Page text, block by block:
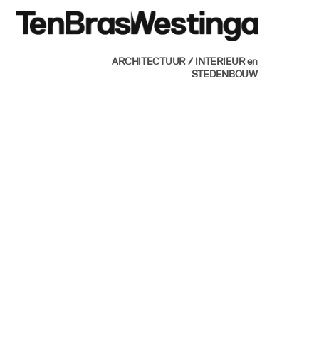
content
ARCHITECTUUR / INTERIEUR en
STEDENBOUW